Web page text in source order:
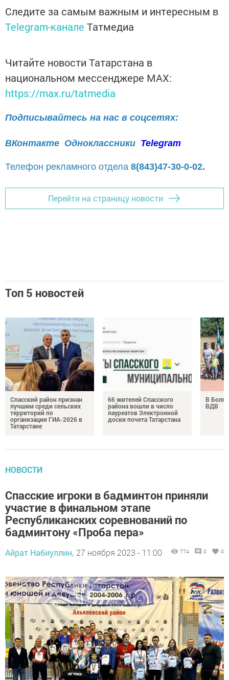
Следите за самым важным и интересным в
Telegram-канале Татмедиа
Читайте новости Татарстана в
национальном мессенджере MАХ:
https://max.ru/tatmedia
Подписывайтесь на нас в соцсетях:
ВКонтакте Одноклассники Telegram
Телефон рекламного отдела 8(843)47-30-0-02.
Перейти на страницу новости
Топ 5 новостей
Спасский район признан
лучшим среди сельских
территорий по
организации ГИА-2026 в
Татарстане
66 жителей Спасского
района вошли в число
лауреатов Электронной
доски почета Татарстана
В
ВДВ
НОВОСТИ
Спасские игроки в бадминтон приняли
участие в финальном этапе
Республиканских соревнований по
бадминтону «Проба пера»
Айрат Набиуллин, 27 ноября 2023 - 11:00 774 0 0